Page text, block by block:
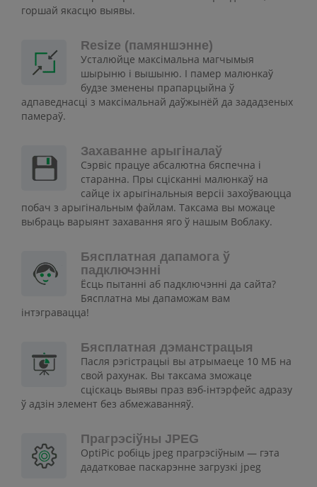
горшай якасцю выявы.
Resize (памяншэнне)
Усталюйце максімальна магчымыя
шырыню і вышыню. І памер малюнкаў
будзе зменены прапарцыйна ў
адпаведнасці з максімальнай даўжынёй да зададзеных
памераў.
Захаванне арыгіналаў
Сэрвіс працуе абсалютна бяспечна і
старанна. Пры сцісканні малюнкаў на
сайце іх арыгінальныя версіі захоўваюцца
побач з арыгінальным файлам. Таксама вы можаце
выбраць варыянт захавання яго ў нашым Воблаку.
Бясплатная дапамога ў
падключэнні
Ёсць пытанні аб падключэнні да сайта?
Бясплатна мы дапаможам вам
інтэгравацца!
Бясплатная дэманстрацыя
Пасля рэгістрацыі вы атрымаеце 10 МБ на
свой рахунак. Вы таксама зможаце
сціскаць выявы праз вэб-інтэрфейс адразу
ў адзін элемент без абмежаванняў.
Прагрэсіўны JPEG
OptiPic робіць jpeg прагрэсіўным — гэта
дадатковае паскарэнне загрузкі jpeg